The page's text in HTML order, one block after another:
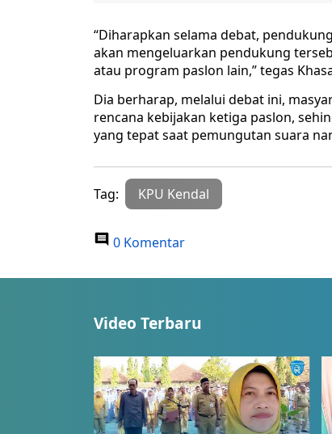
“Diharapkan selama debat,
akan mengeluarkan pendukung
atau program paslon lain,” tegas
Dia berharap, melalui debat ini,
rencana kebijakan ketiga paslon,
yang tepat saat pemungutan suara
Tag: KPU Kendal
0 Komentar
Video Terbaru